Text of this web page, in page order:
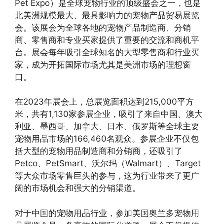
Pet Expo）是全球宠物行业的顶级盛会之一，也是
北美洲规模最大、最具影响力的宠物产品贸易展览
会。该展会为全球各地的宠物产品制造商、分销
商、零售商和专业买家提供了重要的交流和商机平
台。展会每年吸引全球知名的大型零售商和行业买
家，成为开拓国际市场尤其是美洲市场的理想窗
口。
在2023年展会上，总展览面积达到215,000平方
米，共有1,130家参展企业，吸引了来自中国、澳大
利亚、墨西哥、加拿大、日本、俄罗斯等全球主要
宠物用品市场的166,460名观众。参展企业不仅包
括大型的宠物用品制造商和分销商，还吸引了
Petco、PetSmart、沃尔玛（Walmart）、Target
等大众市场零售巨头的参与，这为行业带来了更广
阔的市场机会和强大的分销渠道。
对于中国的宠物用品行业，参加美国奥兰多宠物用